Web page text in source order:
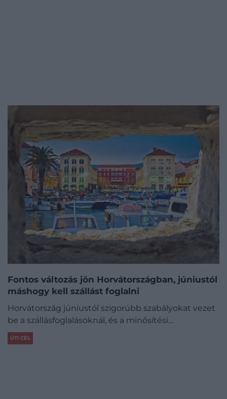
Fontos változás jön Horvátországban, júniustól
máshogy kell szállást foglalni
Horvátország júniustól szigorúbb szabályokat vezet
be a szállásfoglalásoknál, és a minősítési…
ÚTI CÉL